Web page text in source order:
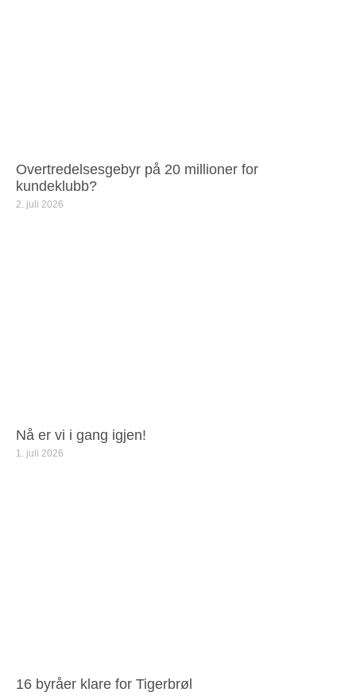
Overtredelsesgebyr på 20 millioner for
kundeklubb?
2. juli 2026
Nå er vi i gang igjen!
1. juli 2026
16 byråer klare for Tigerbrøl